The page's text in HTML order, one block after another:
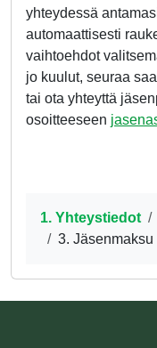
yhteydessä
automaattisesti
vaihtoehdot
jo kuulut, seuraa
tai ota yhteyttä
osoitteeseen
1. Yhteystiedot
3. Jäsenmaksu